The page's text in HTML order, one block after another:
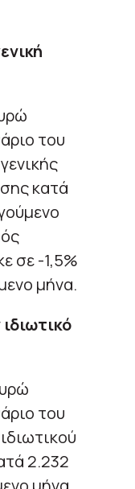
του
κατά
σε -1,5%
μήνα.
του
2.232